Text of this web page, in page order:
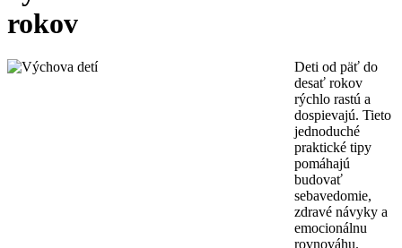
rokov
Deti od päť do
desať rokov
rýchlo rastú a
dospievajú. Tieto
jednoduché
praktické tipy
pomáhajú
budovať
sebavedomie,
zdravé návyky a
emocionálnu
rovnováhu.